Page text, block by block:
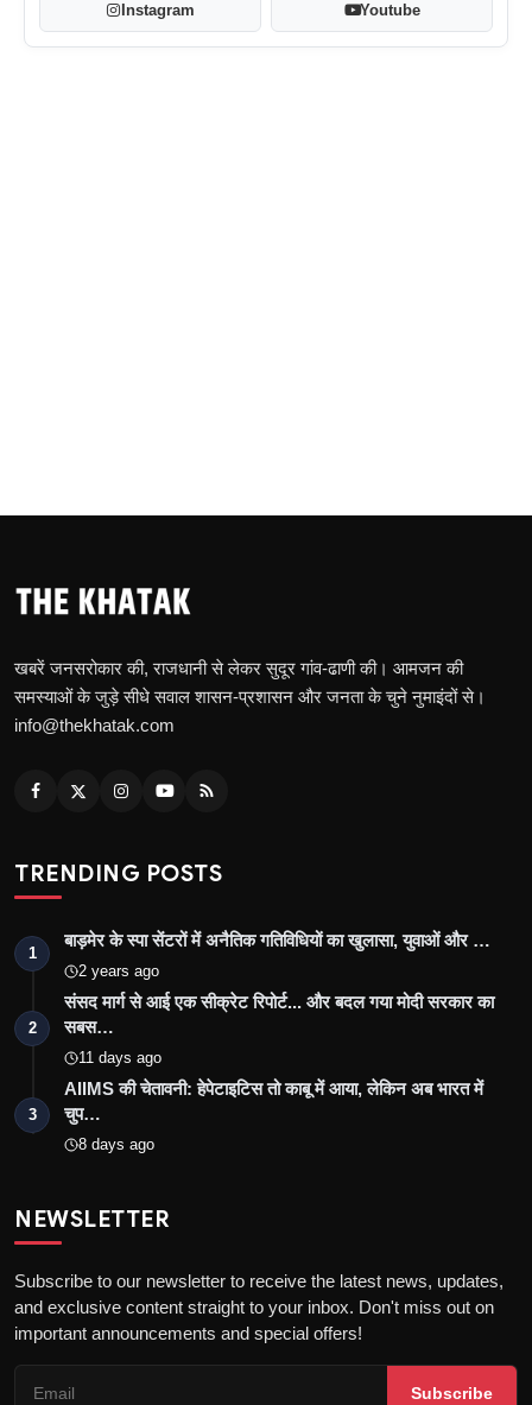
Instagram Youtube
खबरें जनसरोकार की, राजधानी से लेकर सुदूर गांव-ढाणी की। आमजन की
समस्याओं के जुड़े सीधे सवाल शासन-प्रशासन और जनता के चुने नुमाइंदों से।
info@thekhatak.com
TRENDING POSTS
1
बाड़मेर के स्पा सेंटरों में अनैतिक गतिविधियों का खुलासा, युवाओं और …
2 years ago
2
संसद मार्ग से आई एक सीक्रेट रिपोर्ट... और बदल गया मोदी सरकार का
सबस…
11 days ago
3
AIIMS की चेतावनी: हेपेटाइटिस तो काबू में आया, लेकिन अब भारत में
चुप…
8 days ago
NEWSLETTER
Subscribe to our newsletter to receive the latest news, updates,
and exclusive content straight to your inbox. Don't miss out on
important announcements and special offers!
Subscribe